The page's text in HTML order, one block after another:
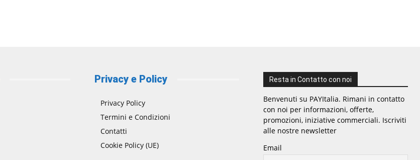
Privacy e Policy
Privacy Policy
Termini e Condizioni
Contatti
Cookie Policy (UE)
Resta in Contatto con noi
Benvenuti su PAYItalia. Rimani in contatto
con noi per informazioni, offerte,
promozioni, iniziative commerciali. Iscriviti
alle nostre newsletter
Email